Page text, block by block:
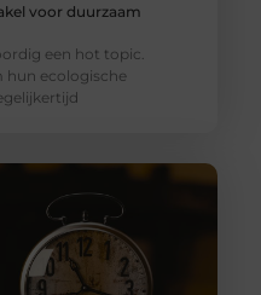
voor duurzaam
een hot topic.
hun ecologische